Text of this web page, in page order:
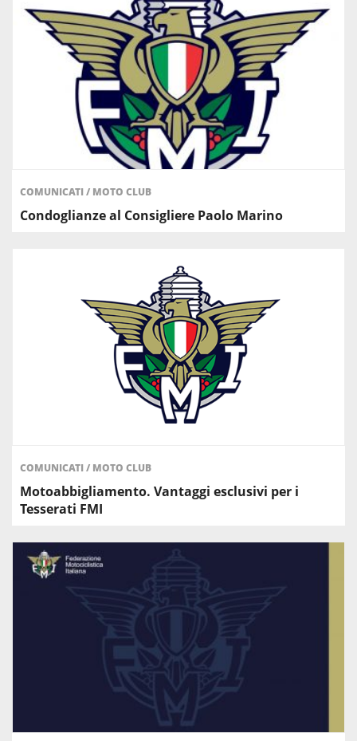
COMUNICATI/ MOTO CLUB
Condoglianze al Consigliere Paolo Marino
COMUNICATI/ MOTO CLUB
Motoabbigliamento. Vantaggi esclusivi per i
Tesserati FMI